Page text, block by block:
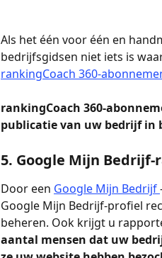
Als het één voor één en
bedrijfsgidsen niet iets is
rankingCoach 360-
rankingCoach 360-
publicatie van uw bedrijf in
5. Google Mijn
Door een Google Mijn Bedrijf
Google Mijn Bedrijf-profiel
beheren. Ook krijgt u
aantal mensen dat uw